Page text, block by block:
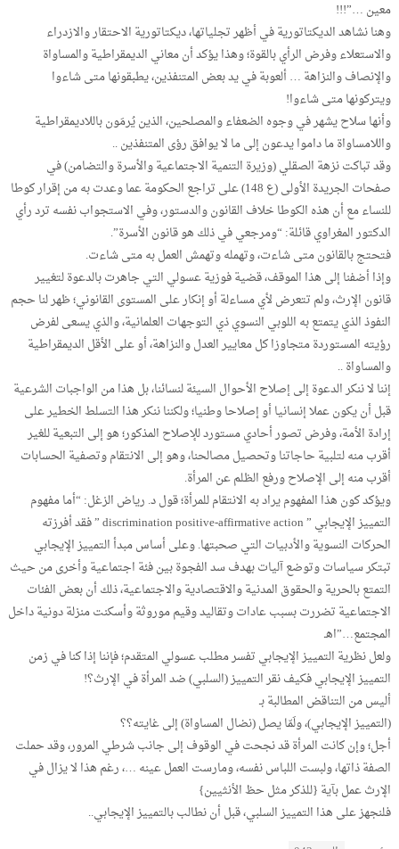
معين …”!!!
وهنا نشاهد الديكتاتورية في أظهر تجلياتها، ديكتاتورية الاحتقار والازدراء
والاستعلاء وفرض الرأي بالقوة؛ وهذا يؤكد أن معاني الديمقراطية والمساواة
والإنصاف والنزاهة … ألعوبة في يد بعض المتنفذين، يطبقونها متى شاءوا
ويتركونها متى شاءوا!
وأنها سلاح يشهر في وجوه الضعفاء والمصلحين، الذين يُرمَون باللاديمقراطية
واللامساواة ما داموا يدعون إلى ما لا يوافق رؤى المتنفذين ..
وقد تباكت نزهة الصقلي (وزيرة التنمية الاجتماعية والأسرة والتضامن) في
صفحات الجريدة الأولى (ع 148) على تراجع الحكومة عما وعدت به من إقرار كوطا
للنساء مع أن هذه الكوطا خلاف القانون والدستور، وفي الاستجواب نفسه ترد رأي
الدكتور المغراوي قائلة: “ومرجعي في ذلك هو قانون الأسرة”.
فتحتج بالقانون متى شاءت، وتهمله وتهمش العمل به متى شاءت.
وإذا أضفنا إلى هذا الموقف، قضية فوزية عسولي التي جاهرت بالدعوة لتغيير
قانون الإرث، ولم تتعرض لأي مساءلة أو إنكار على المستوى القانوني؛ ظهر لنا حجم
النفوذ الذي يتمتع به اللوبي النسوي ذي التوجهات العلمانية، والذي يسعى لفرض
رؤيته المستوردة متجاوزا كل معايير العدل والنزاهة، أو على الأقل الديمقراطية
والمساواة ..
إننا لا ننكر الدعوة إلى إصلاح الأحوال السيئة لنسائنا، بل هذا من الواجبات الشرعية
قبل أن يكون عملا إنسانيا أو إصلاحا وطنيا؛ ولكننا ننكر هذا التسلط الخطير على
إرادة الأمة، وفرض تصور أحادي مستورد للإصلاح المذكور؛ هو إلى التبعية للغير
أقرب منه لتلبية حاجاتنا وتحصيل مصالحنا، وهو إلى الانتقام وتصفية الحسابات
أقرب منه إلى الإصلاح ورفع الظلم عن المرأة.
ويؤكد كون هذا المفهوم يراد به الانتقام للمرأة؛ قول د. رياض الزغل: “أما مفهوم
التمييز الإيجابي ” discrimination positive-affirmative action ” فقد أفرزته
الحركات النسوية والأدبيات التي صحبتها. وعلى أساس مبدأ التمييز الإيجابي
تبتكر سياسات وتوضع آليات بهدف سد الفجوة بين فئة اجتماعية وأخرى من حيث
التمتع بالحرية والحقوق المدنية والاقتصادية والاجتماعية، ذلك أن بعض الفئات
الاجتماعية تضررت بسبب عادات وتقاليد وقيم موروثة وأسكنت منزلة دونية داخل
المجتمع…”اهـ
ولعل نظرية التمييز الإيجابي تفسر مطلب عسولي المتقدم؛ فإننا إذا كنا في زمن
التمييز الإيجابي فكيف نقر التمييز (السلبي) ضد المرأة في الإرث؟!
أليس من التناقض المطالبة بـ
(التمييز الإيجابي)، ولَمّا يصل (نضال المساواة) إلى غايته؟؟
أجل؛ وإن كانت المرأة قد نجحت في الوقوف إلى جانب شرطي المرور، وقد حملت
الصفة ذاتها، ولبست اللباس نفسه، ومارست العمل عينه …، رغم هذا لا يزال في
الإرث عمل بآية {للذكر مثل حظ الأنثيين}
فلنجهز على هذا التمييز السلبي، قبل أن نطالب بالتمييز الإيجابي..